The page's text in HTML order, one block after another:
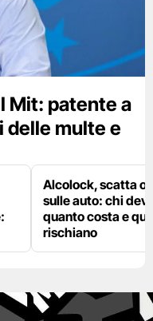
Mit: patente a
delle multe e
Alcolock, scatta
sulle auto: chi
quanto costa e
rischiano